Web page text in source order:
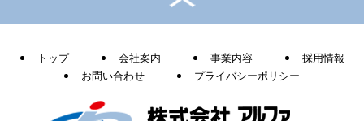
トップ 会社案内 事業内容
採用情報
お問い合わせ
プライバシーポリシー